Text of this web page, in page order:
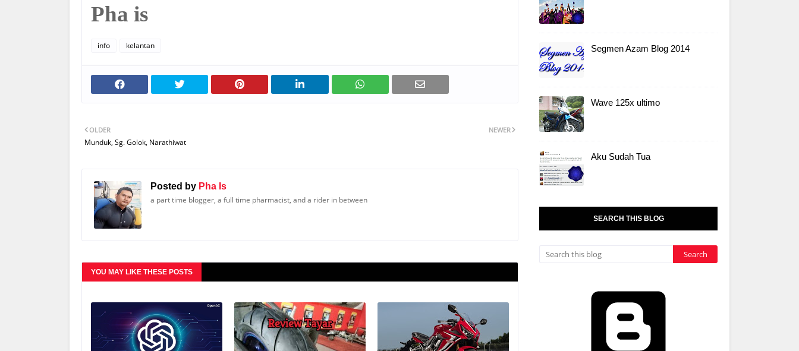
Pha is
info kelantan
NEWER
OLDER
Munduk, Sg. Golok, Narathiwat
Posted by Pha Is
a part time blogger, a full time pharmacist, and a rider in between
YOU MAY LIKE THESE POSTS
Segmen Azam Blog 2014
Wave 125x ultimo
Aku Sudah Tua
SEARCH THIS BLOG